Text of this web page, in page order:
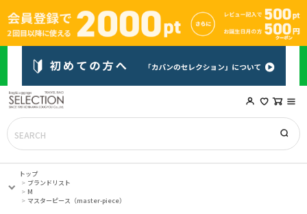
トップ
ブランドリスト
M
マスターピース（master-piece）